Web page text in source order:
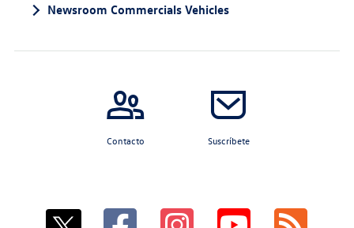
Newsroom Commercials Vehicles
Contacto Suscríbete